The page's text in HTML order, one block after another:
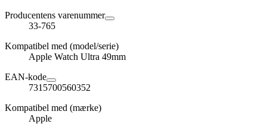
Producentens varenummer
33-765
Kompatibel med (model/serie)
Apple Watch Ultra 49mm
EAN-kode
7315700560352
Kompatibel med (mærke)
Apple